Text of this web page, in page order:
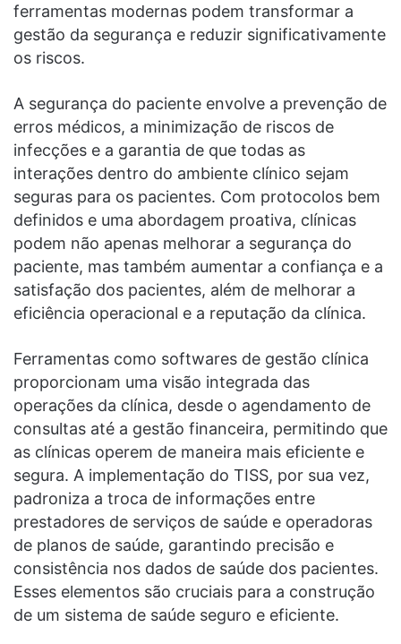
ferramentas modernas podem transformar a
gestão da segurança e reduzir significativamente
os riscos.
A segurança do paciente envolve a prevenção de
erros médicos, a minimização de riscos de
infecções e a garantia de que todas as
interações dentro do ambiente clínico sejam
seguras para os pacientes. Com protocolos bem
definidos e uma abordagem proativa, clínicas
podem não apenas melhorar a segurança do
paciente, mas também aumentar a confiança e a
satisfação dos pacientes, além de melhorar a
eficiência operacional e a reputação da clínica.
Ferramentas como softwares de gestão clínica
proporcionam uma visão integrada das
operações da clínica, desde o agendamento de
consultas até a gestão financeira, permitindo que
as clínicas operem de maneira mais eficiente e
segura. A implementação do TISS, por sua vez,
padroniza a troca de informações entre
prestadores de serviços de saúde e operadoras
de planos de saúde, garantindo precisão e
consistência nos dados de saúde dos pacientes.
Esses elementos são cruciais para a construção
de um sistema de saúde seguro e eficiente.